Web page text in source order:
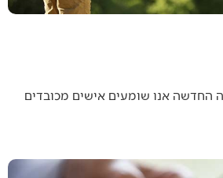
אנו שומעים אישים מכובדים